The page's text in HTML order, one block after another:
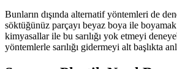
Bunların dışında alternatif yöntemleri de
söktüğünüz parçayı beyaz boya ile
kimyasallar ile bu sarılığı yok etmeyi
yöntemlerle sarılığı gidermeyi alt başlıkta